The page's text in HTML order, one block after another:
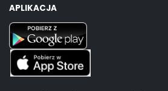
APLIKACJA